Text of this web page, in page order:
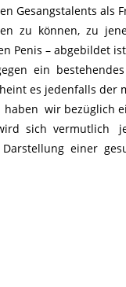
Gesangstalents als
zu können, zu
Penis – abgebildet
ein
es jedenfalls der
wir bezüglich
sich vermutlich
einer